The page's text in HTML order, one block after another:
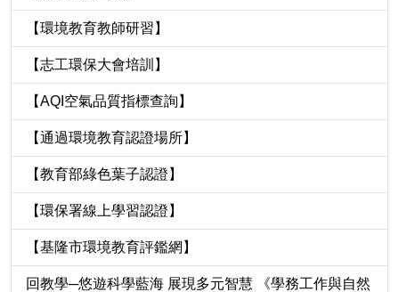
【環境教育教師研習】
【志工環保大會培訓】
【AQI空氣品質指標查詢】
【通過環境教育認證場所】
【教育部綠色葉子認證】
【環保署線上學習認證】
【基隆市環境教育評鑑網】
回教學─悠遊科學藍海 展現多元智慧 《學務工作與自然